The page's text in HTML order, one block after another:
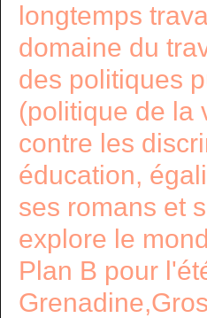
longtemps
domaine du
des politiques
(politique de la
contre les
éducation,
ses romans et
explore le
Plan B pour